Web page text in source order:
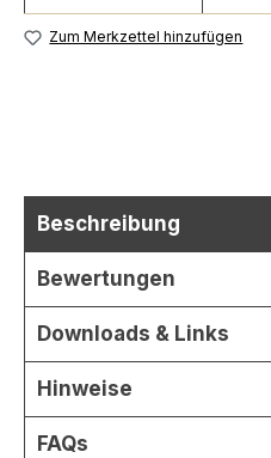
Zum Merkzettel hinzufügen
Beschreibung
Bewertungen
Downloads & Links
Hinweise
FAQs